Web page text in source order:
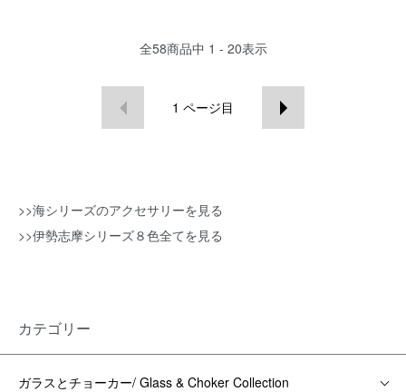
全58商品中 1 - 20表示
1 ページ目
>>海シリーズのアクセサリーを見る
>>伊勢志摩シリーズ８色全てを見る
カテゴリー
ガラスとチョーカー/ Glass & Choker Collection